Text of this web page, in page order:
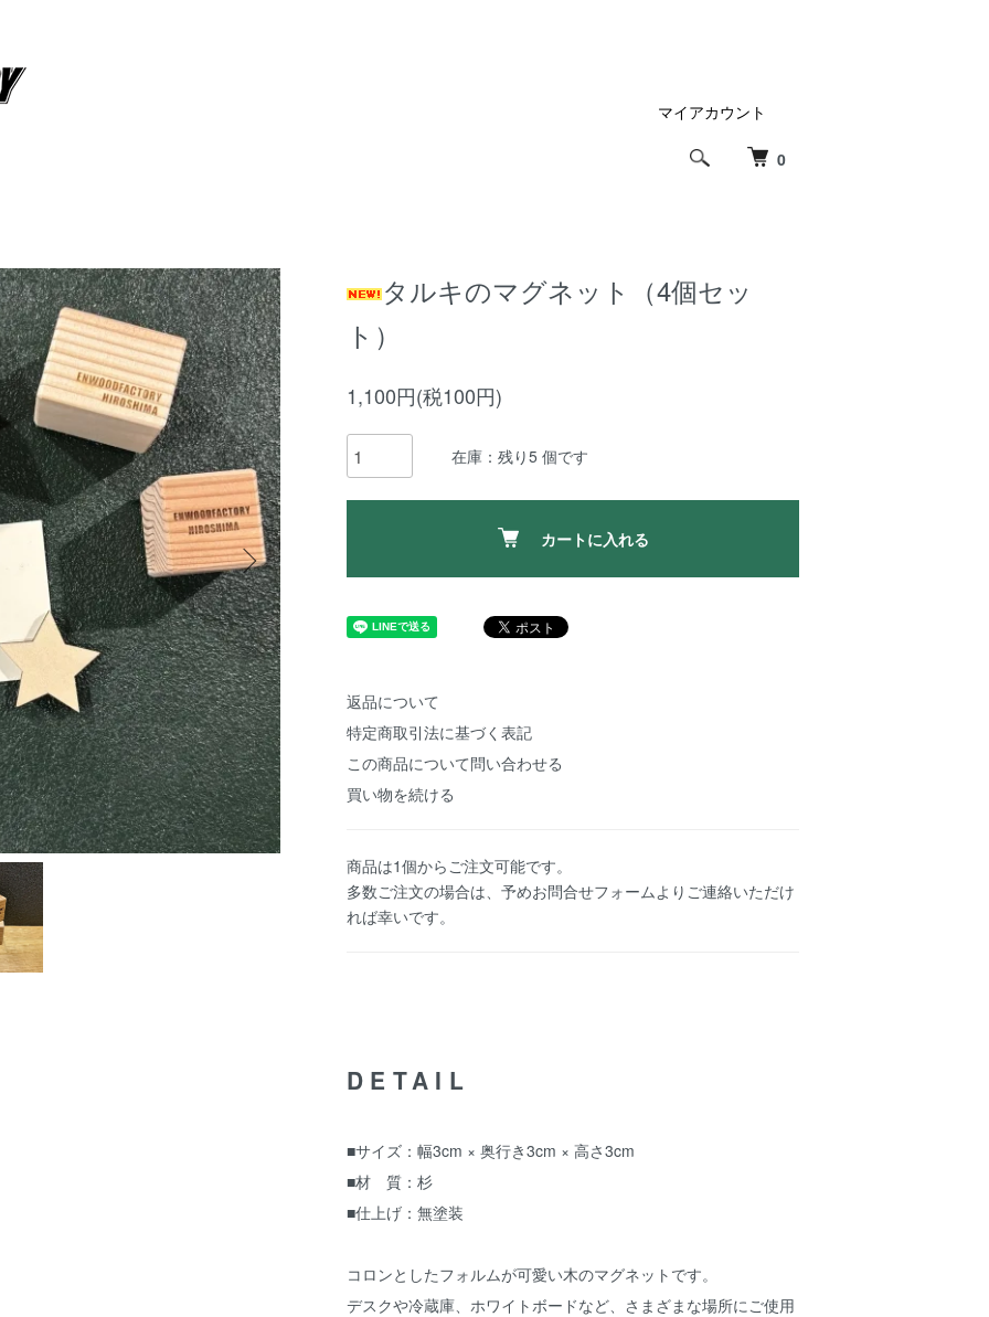
0
マイアカウント
タルキのマグネット（4個セッ
ト）
1,100円(税100円)
在庫：残り5 個です
カートに入れる
返品について
特定商取引法に基づく表記
この商品について問い合わせる
買い物を続ける
商品は1個からご注文可能です。
多数ご注文の場合は、予めお問合せフォームよりご連絡いただけ
れば幸いです。
DETAIL
■サイズ：幅3cm × 奥行き3cm × 高さ3cm
■材 質：杉
■仕上げ：無塗装
コロンとしたフォルムが可愛い木のマグネットです。
デスクや冷蔵庫、ホワイトボードなど、さまざまな場所にご使用